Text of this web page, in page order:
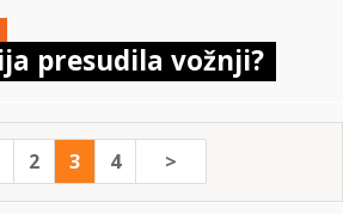
presudila vožnji?
2 3 4 >